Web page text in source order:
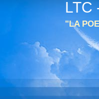
LTC
"LA